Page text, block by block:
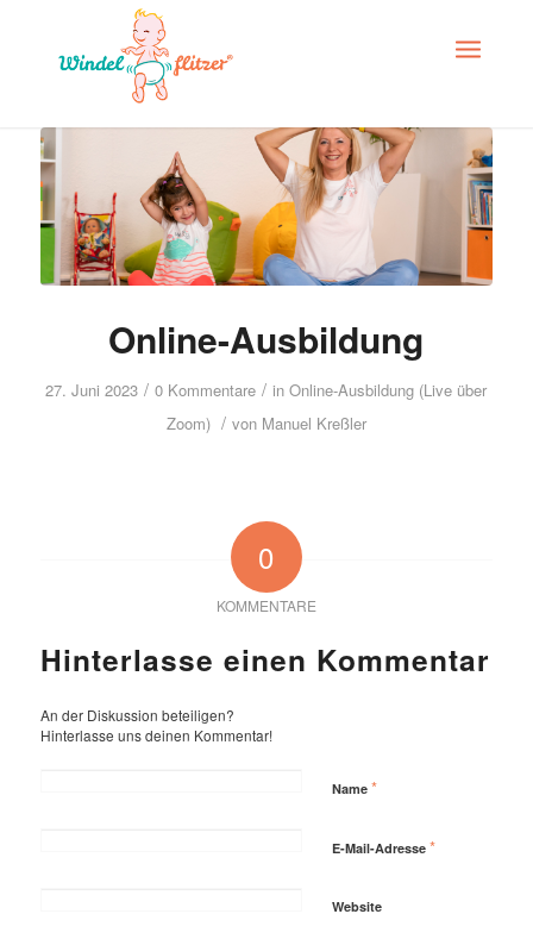
Online-Ausbildung
27. Juni 2023 / 0 Kommentare / inOnline-Ausbildung (Live über
Zoom) / von Manuel Kreßler
0
KOMMENTARE
Hinterlasse einen Kommentar
An der Diskussion beteiligen?
Hinterlasse uns deinen Kommentar!
Name *
E-Mail-Adresse *
Website